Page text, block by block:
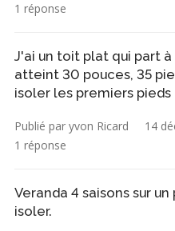
1 réponse
J'ai un toit plat qui part
atteint 30 pouces, 35
isoler les premiers pieds
Publié par yvon Ricard 14
1 réponse
Veranda 4 saisons sur
isoler.